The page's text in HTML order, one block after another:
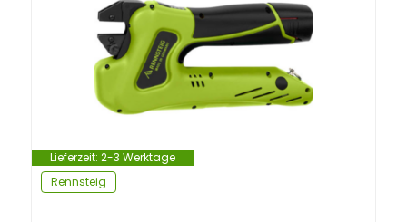
Lieferzeit: 2-3 Werktage
Rennsteig